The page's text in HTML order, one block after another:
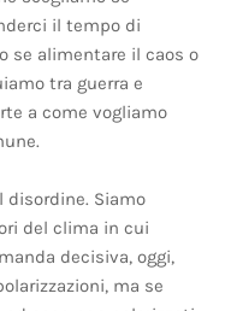
il tempo di
se alimentare il caos o
tra guerra e
a come vogliamo
Siamo
del clima in cui
decisiva, oggi,
ma se